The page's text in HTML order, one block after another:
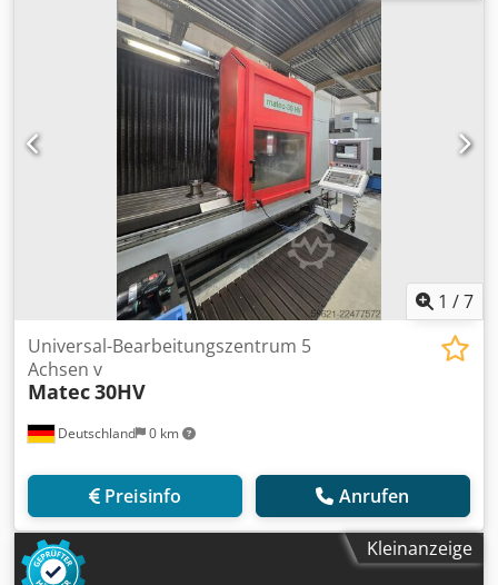
1 /7
Deutschland 0 km
Universal-Bearbeitungszentrum 5
Achsen v
Matec30HV
Preisinfo Anrufen
Kleinanzeige